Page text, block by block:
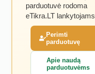
parduotuvė rodoma
eTikra.LT
Perimti
parduotuvę
Apie naudą
parduotuvėms